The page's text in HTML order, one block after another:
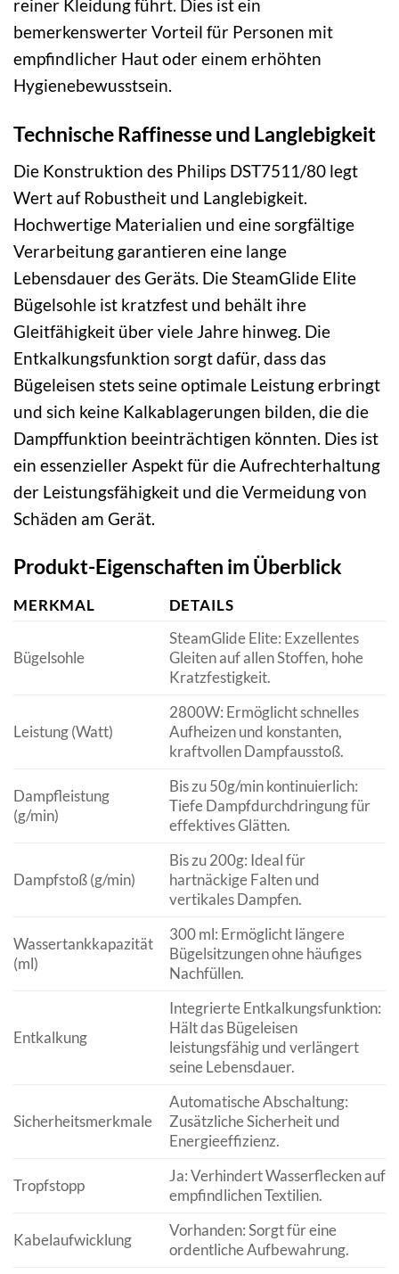
reiner Kleidung führt. Dies ist ein
bemerkenswerter Vorteil für Personen mit
empfindlicher Haut oder einem erhöhten
Hygienebewusstsein.
Technische Raffinesse und Langlebigkeit
Die Konstruktion des Philips DST7511/80 legt
Wert auf Robustheit und Langlebigkeit.
Hochwertige Materialien und eine sorgfältige
Verarbeitung garantieren eine lange
Lebensdauer des Geräts. Die SteamGlide Elite
Bügelsohle ist kratzfest und behält ihre
Gleitfähigkeit über viele Jahre hinweg. Die
Entkalkungsfunktion sorgt dafür, dass das
Bügeleisen stets seine optimale Leistung erbringt
und sich keine Kalkablagerungen bilden, die die
Dampffunktion beeinträchtigen könnten. Dies ist
ein essenzieller Aspekt für die Aufrechterhaltung
der Leistungsfähigkeit und die Vermeidung von
Schäden am Gerät.
Produkt-Eigenschaften im Überblick
MERKMAL DETAILS
Bügelsohle
SteamGlide Elite: Exzellentes
Gleiten auf allen Stoffen, hohe
Kratzfestigkeit.
Leistung (Watt)
2800W: Ermöglicht schnelles
Aufheizen und konstanten,
kraftvollen Dampfausstoß.
Dampfleistung
(g/min)
Bis zu 50g/min kontinuierlich:
Tiefe Dampfdurchdringung für
effektives Glätten.
Dampfstoß (g/min)
Bis zu 200g: Ideal für
hartnäckige Falten und
vertikales Dampfen.
Wassertankkapazität
(ml)
300 ml: Ermöglicht längere
Bügelsitzungen ohne häufiges
Nachfüllen.
Entkalkung
Integrierte Entkalkungsfunktion:
Hält das Bügeleisen
leistungsfähig und verlängert
seine Lebensdauer.
Sicherheitsmerkmale
Automatische Abschaltung:
Zusätzliche Sicherheit und
Energieeffizienz.
Tropfstopp
Ja: Verhindert Wasserflecken auf
empfindlichen Textilien.
Kabelaufwicklung
Vorhanden: Sorgt für eine
ordentliche Aufbewahrung.